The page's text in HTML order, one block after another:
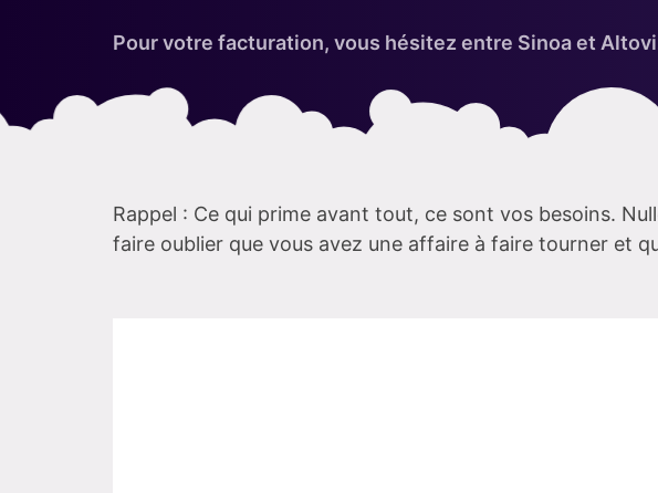
Pour votre facturation, vous hésitez entre Sinoa et
Rappel : Ce qui prime avant tout, ce sont vos besoins.
faire oublier que vous avez une affaire à faire tourner et